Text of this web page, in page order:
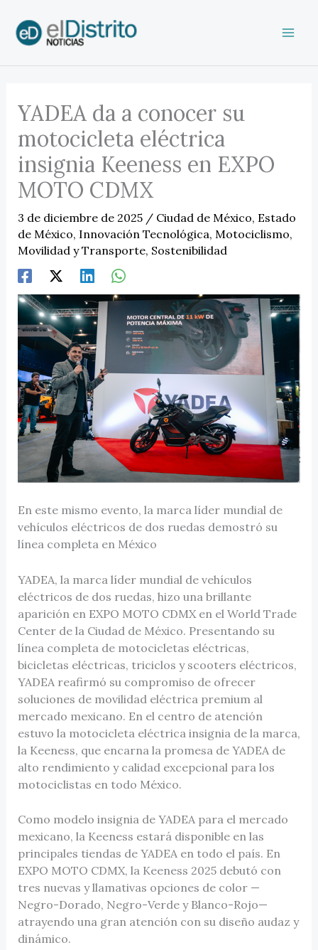
contenido
YADEA da a conocer su
motocicleta eléctrica
insignia Keeness en EXPO
MOTO CDMX
3 de diciembre de 2025 / Ciudad de México, Estado
de México, Innovación Tecnológica, Motociclismo,
Movilidad y Transporte, Sostenibilidad
En este mismo evento, la marca líder mundial de
vehículos eléctricos de dos ruedas demostró su
línea completa en México
YADEA, la marca líder mundial de vehículos
eléctricos de dos ruedas, hizo una brillante
aparición en EXPO MOTO CDMX en el World Trade
Center de la Ciudad de México. Presentando su
línea completa de motocicletas eléctricas,
bicicletas eléctricas, triciclos y scooters eléctricos,
YADEA reafirmó su compromiso de ofrecer
soluciones de movilidad eléctrica premium al
mercado mexicano. En el centro de atención
estuvo la motocicleta eléctrica insignia de la marca,
la Keeness, que encarna la promesa de YADEA de
alto rendimiento y calidad excepcional para los
motociclistas en todo México.
Como modelo insignia de YADEA para el mercado
mexicano, la Keeness estará disponible en las
principales tiendas de YADEA en todo el país. En
EXPO MOTO CDMX, la Keeness 2025 debutó con
tres nuevas y llamativas opciones de color —
Negro-Dorado, Negro-Verde y Blanco-Rojo—
atrayendo una gran atención con su diseño audaz y
dinámico.